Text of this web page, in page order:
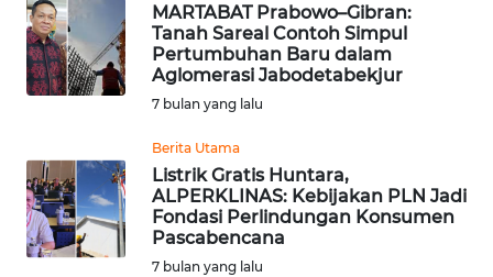
MARTABAT Prabowo–Gibran:
Tanah Sareal Contoh Simpul
Pertumbuhan Baru dalam
Aglomerasi Jabodetabekjur
7 bulan yang lalu
Berita Utama
Listrik Gratis Huntara,
ALPERKLINAS: Kebijakan PLN Jadi
Fondasi Perlindungan Konsumen
Pascabencana
7 bulan yang lalu
MALUKU
WN
MALUT
DAIRI
WN
DANAU